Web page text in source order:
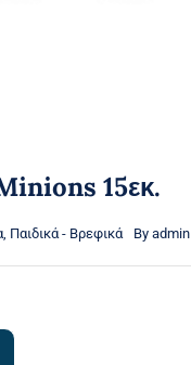
15εκ.
, Παιδικά - Βρεφικά By admin